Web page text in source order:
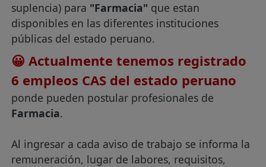
suplencia) para "Farmacia" que estan
disponibles en las diferentes instituciones
públicas del estado peruano.
😀 Actualmente tenemos registrado
6 empleos CAS del estado peruano
ponde pueden postular profesionales de
Farmacia.
Al ingresar a cada aviso de trabajo se informa la
remuneración, lugar de labores, requisitos,